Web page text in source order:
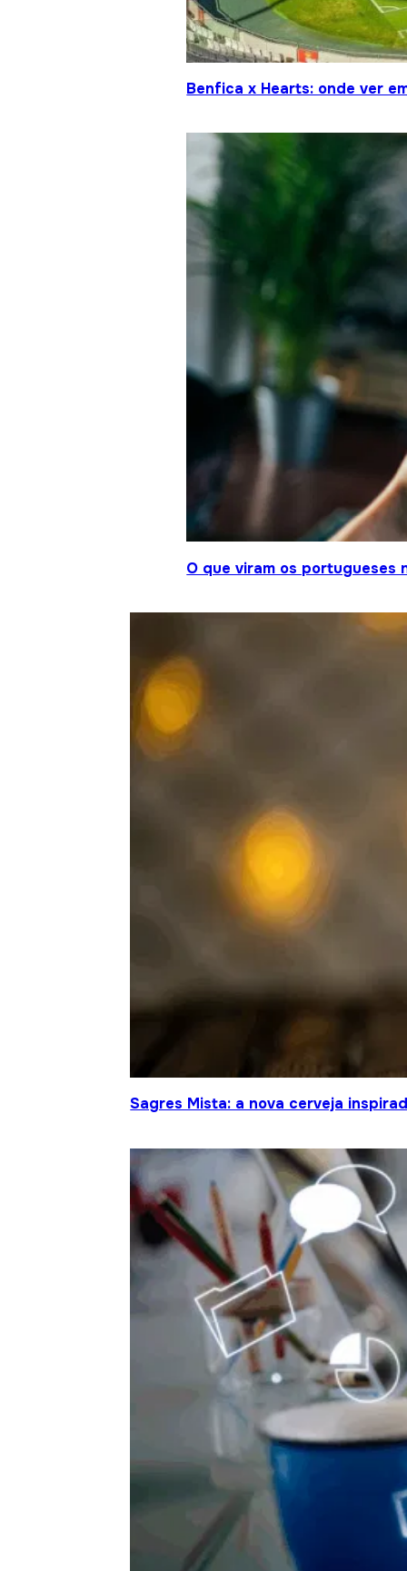
Benfica x Hearts: onde ver
O que viram os portugueses
Sagres Mista: a nova cerveja